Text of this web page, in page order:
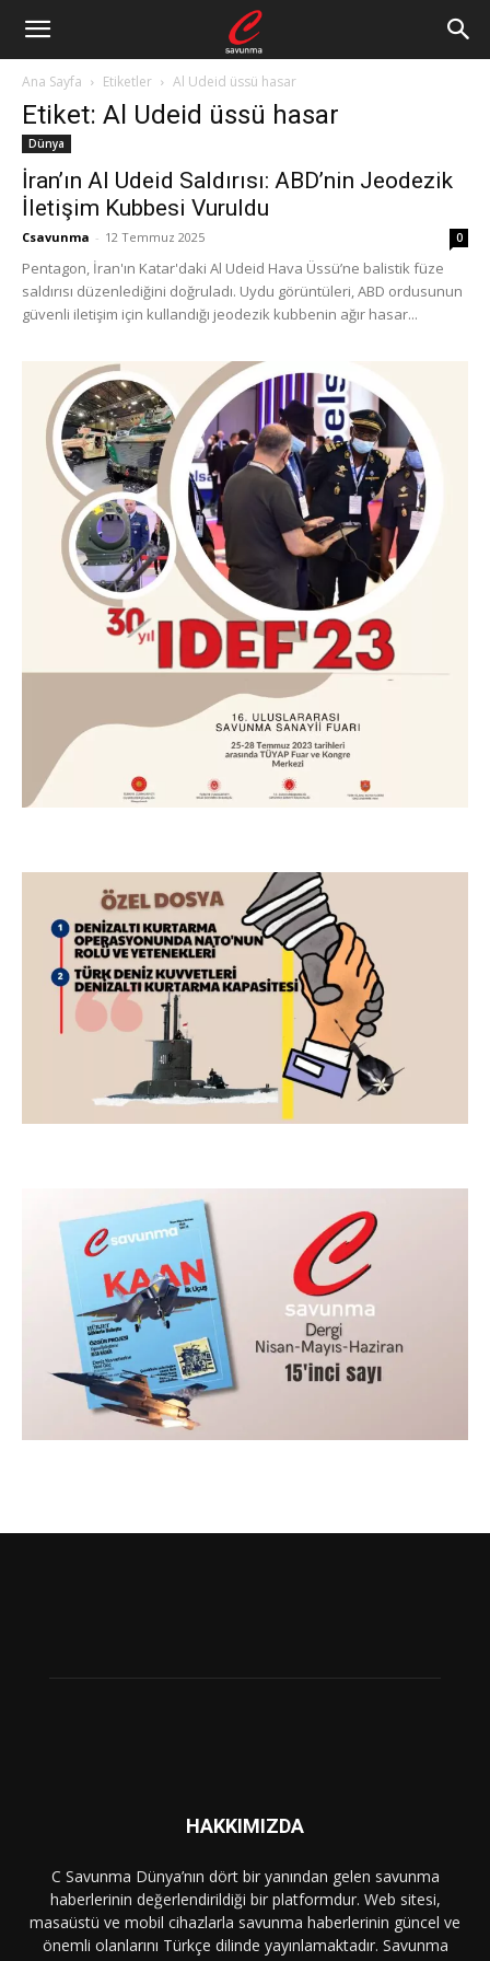
Ana Sayfa Etiketler Al Udeid üssü hasar
Etiket: Al Udeid üssü hasar
Dünya
İran’ın Al Udeid Saldırısı: ABD’nin Jeodezik
İletişim Kubbesi Vuruldu
Csavunma - 12 Temmuz 2025 0
Pentagon, İran'ın Katar'daki Al Udeid Hava Üssü’ne balistik füze
saldırısı düzenlediğini doğruladı. Uydu görüntüleri, ABD ordusunun
güvenli iletişim için kullandığı jeodezik kubbenin ağır hasar...
HAKKIMIZDA
C Savunma Dünya’nın dört bir yanından gelen savunma
haberlerinin değerlendirildiği bir platformdur. Web sitesi,
masaüstü ve mobil cihazlarla savunma haberlerinin güncel ve
önemli olanlarını Türkçe dilinde yayınlamaktadır. Savunma